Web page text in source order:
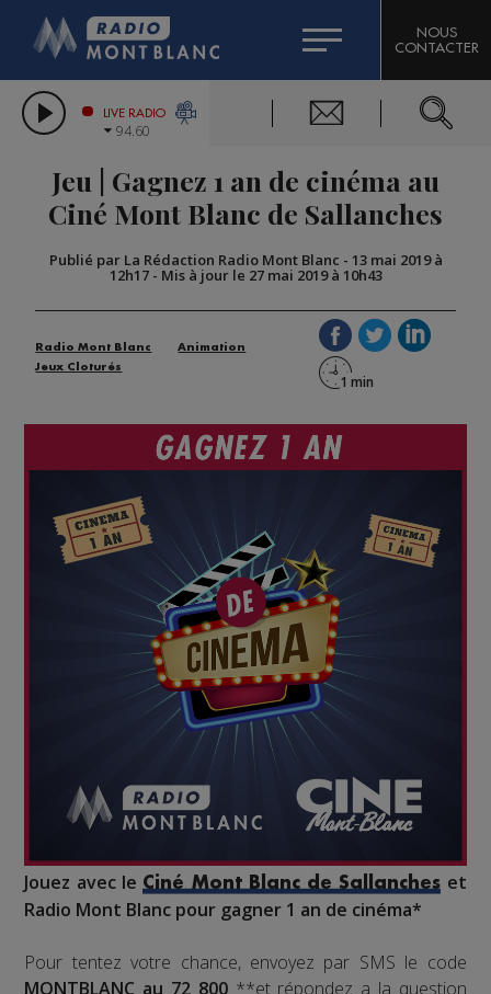
LES CHRONIQUES DE L'EXPERT
CITIZEN MACHINERY
GRAND MASSIF DOMAINES SKIABLES
BIGARD
COMPAGNIE DU MONT-BLANC
NOUS
CONTACTER
LIVE RADIO
94.60
Jeu | Gagnez 1 an de cinéma au
Ciné Mont Blanc de Sallanches
Publié par La Rédaction Radio Mont Blanc - 13 mai 2019 à
12h17- Mis à jour le 27 mai 2019 à 10h43
Radio Mont Blanc
Animation
Jeux Cloturés
Jouez avec leCiné Mont Blanc de Sallanches et
Radio Mont Blanc pour gagner 1 an de cinéma*
Pour tentez votre chance, envoyez par SMS le code
MONTBLANC au 72 800**et répondez a la question